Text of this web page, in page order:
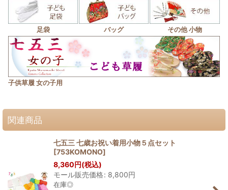
足袋 バッグ その他 小物
子供草履 女の子用
関連商品
七五三 七歳お祝い着用小物５点セット
[753KOMONO]
8,360円(税込)
モール販売価格: 8,800円
在庫◎